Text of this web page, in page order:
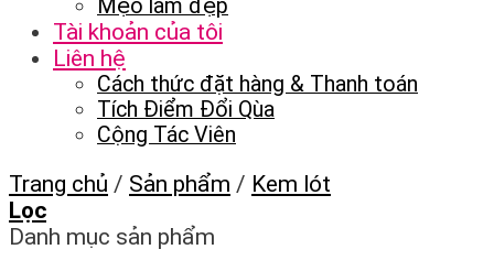
Mẹo làm đẹp
Tài khoản của tôi
Liên hệ
Cách thức đặt hàng & Thanh toán
Tích Điểm Đổi Qùa
Cộng Tác Viên
Trang chủ / Sản phẩm / Kem lót
Lọc
Danh mục sản phẩm